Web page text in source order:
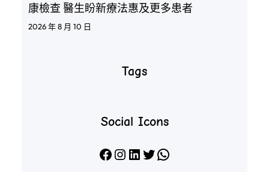
康檢查 醫生盼新療法惠及更多患者
2026 年 8 月 10 日
Tags
Social Icons
Facebook Instagram LinkedIn X WhatsApp